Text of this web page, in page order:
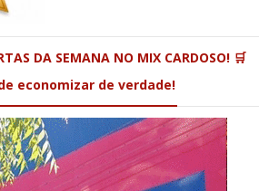
DA SEMANA NO MIX CARDOSO! 🛒
economizar de verdade!